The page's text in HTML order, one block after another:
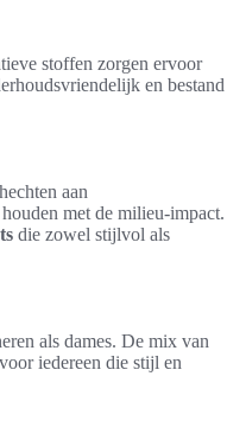
stoffen zorgen ervoor
en bestand
aan
met de milieu-impact.
die zowel stijlvol als
als dames. De mix van
iedereen die stijl en